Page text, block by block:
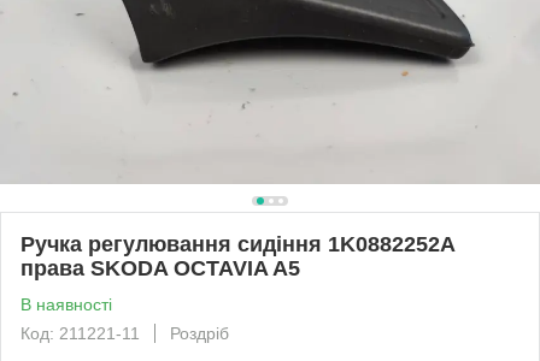
Ручка регулювання сидіння 1K0882252A
права SKODA OCTAVIA A5
В наявності
Код: 211221-11
Роздріб